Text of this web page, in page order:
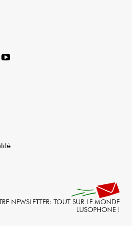
NEWSLETTER: TOUT SUR LE MONDE
LUSOPHONE !